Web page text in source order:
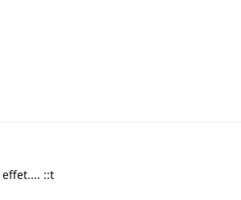
effet.... ::t